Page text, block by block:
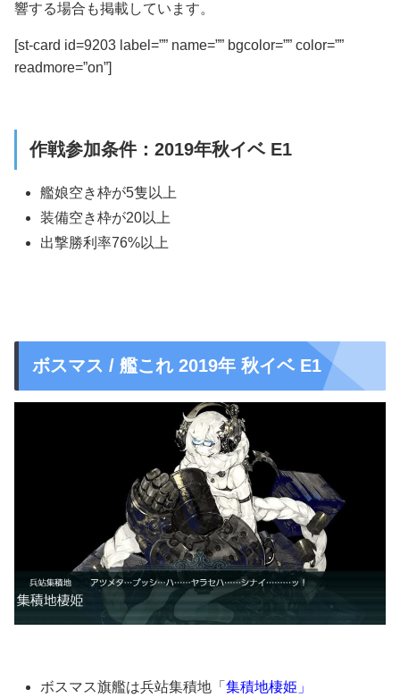
響する場合も掲載しています。
[st-card id=9203 label=”” name=”” bgcolor=”” color=””
readmore=”on”]
作戦参加条件：2019年秋イベ E1
艦娘空き枠が5隻以上
装備空き枠が20以上
出撃勝利率76%以上
ボスマス / 艦これ 2019年 秋イベ E1
ボスマス旗艦は兵站集積地「集積地棲姫」